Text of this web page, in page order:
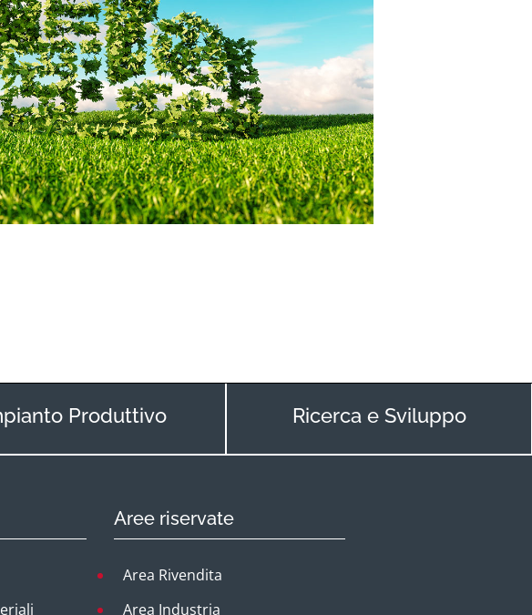
Produttivo Ricerca e Sviluppo
Aree riservate
Area Rivendita
Area Industria